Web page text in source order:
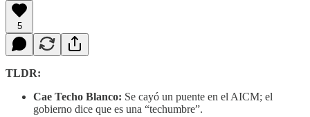
5
TLDR:
Cae Techo Blanco: Se cayó un puente en el AICM; el
gobierno dice que es una “techumbre”.